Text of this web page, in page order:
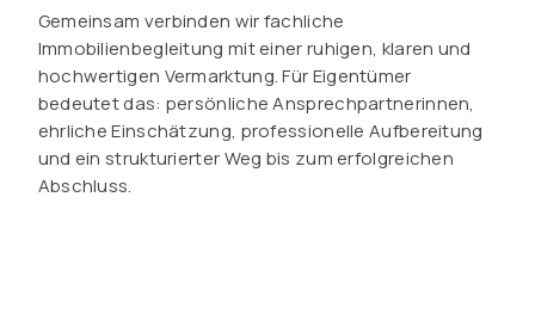
Gemeinsam verbinden wir fachliche
Immobilienbegleitung mit einer ruhigen, klaren und
hochwertigen Vermarktung. Für Eigentümer
bedeutet das: persönliche Ansprechpartnerinnen,
ehrliche Einschätzung, professionelle Aufbereitung
und ein strukturierter Weg bis zum erfolgreichen
Abschluss.